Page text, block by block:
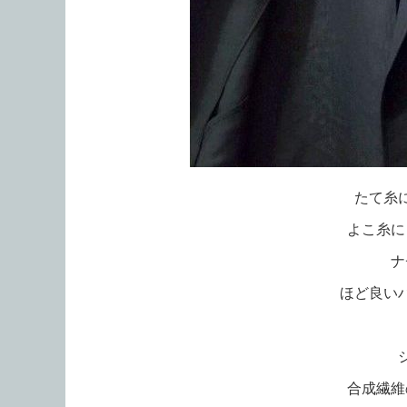
たて糸
よこ糸
ほど良い
合成繊